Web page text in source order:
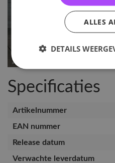
Specificaties
Artikelnummer
EAN nummer
Release datum
Verwachte leverdatum
ALLES
DETAILS